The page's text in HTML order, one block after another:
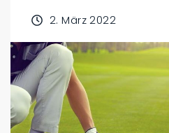
2. März 2022